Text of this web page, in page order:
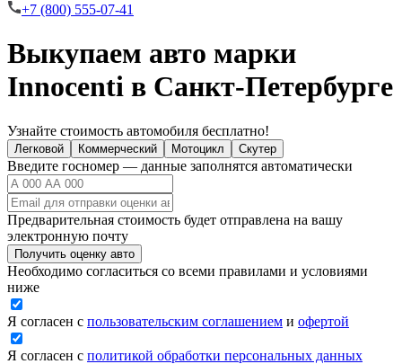
+7 (800) 555-07-41
Выкупаем авто марки
Innocenti в Санкт-Петербурге
Узнайте стоимость автомобиля бесплатно!
Легковой Коммерческий Мотоцикл Скутер
Введите госномер — данные заполнятся автоматически
Предварительная стоимость будет отправлена на вашу
электронную почту
Получить оценку авто
Необходимо согласиться со всеми правилами и условиями
ниже
Я согласен с пользовательским соглашением и офертой
Я согласен с политикой обработки персональных данных